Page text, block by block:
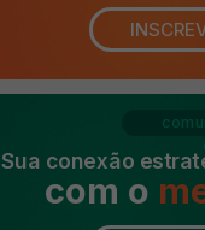
Sua conexão
com o